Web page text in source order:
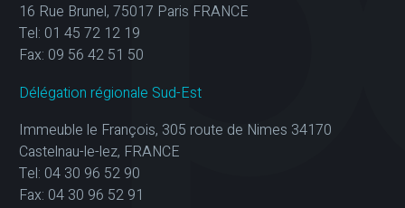
16 Rue Brunel, 75017 Paris FRANCE
Tel: 01 45 72 12 19
Fax: 09 56 42 51 50
Délégation régionale Sud-Est
Immeuble le François, 305 route de Nimes 34170
Castelnau-le-lez, FRANCE
Tel: 04 30 96 52 90
Fax: 04 30 96 52 91